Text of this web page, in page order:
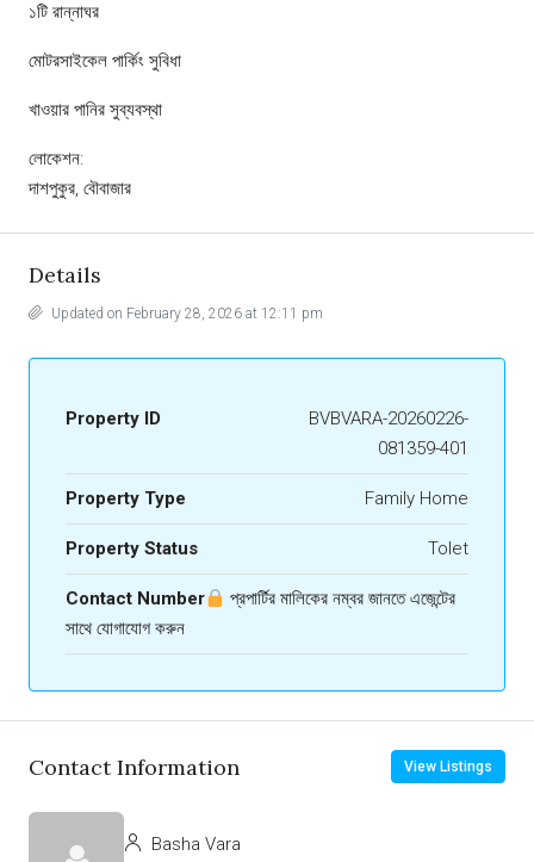
১টি রান্নাঘর
মোটরসাইকেল পার্কিং সুবিধা
খাওয়ার পানির সুব্যবস্থা
লোকেশন:
দাশপুকুর, বৌবাজার
Details
Updated on February 28, 2026 at 12:11 pm
Property ID
BVBVARA-20260226-
081359-401
Property Type Family Home
Property Status Tolet
Contact Number
প্রপার্টির মালিকের নম্বর জানতে এজেন্টের
সাথে যোগাযোগ করুন
Contact Information View Listings
Basha Vara